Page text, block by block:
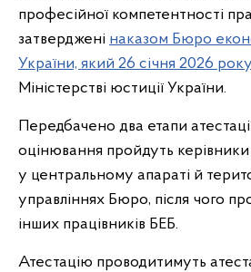
професійної компетентності
затверджені наказом Бюро
України, який 26 січня 2026 року
Міністерстві юстиції України.
Передбачено два етапи
оцінювання пройдуть керівники
у центральному апараті й
управліннях Бюро, після чого
інших працівників БЕБ.
Атестацію проводитимуть